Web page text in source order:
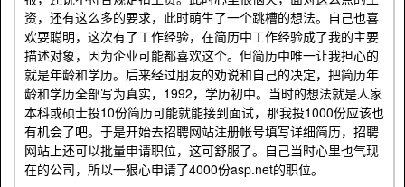
资，还有这么多的要求，此时萌生了一个跳槽的想法。自己也喜
欢耍聪明，这次有了工作经验，在简历中工作经验成了我的主要
描述对象，因为企业可能都喜欢这个。但简历中唯一让我担心的
就是年龄和学历。后来经过朋友的劝说和自己的决定，把简历年
龄和学历全部写为真实，1992，学历初中。当时的想法就是人家
本科或硕士投10份简历可能就能接到面试，那我投1000份应该也
有机会了吧。于是开始去招聘网站注册帐号填写详细简历，招聘
网站上还可以批量申请职位，这可舒服了。自己当时心里也气现
在的公司，所以一狠心申请了4000份asp.net的职位。